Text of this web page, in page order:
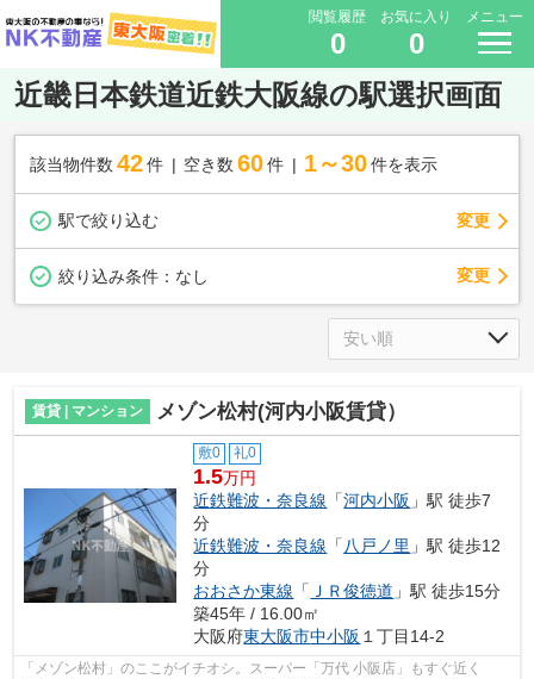
閲覧履歴
0
お気に入り
0
メニュー
近畿日本鉄道近鉄大阪線の駅選択画面
該当物件数 42件 空き数 60 件 1～30 件を表示
駅で絞り込む 変更
絞り込み条件： なし 変更
賃貸 | マンション メゾン松村(河内小阪賃貸）
敷0 礼0
1.5万円
近鉄難波・奈良線 「河内小阪 」駅 徒歩7
分
近鉄難波・奈良線 「八戸ノ里 」駅 徒歩12
分
おおさか東線 「 ＪＲ俊徳道 」駅 徒歩15分
築45年 / 16.00㎡
大阪府東大阪市中小阪 １丁目14-2
「メゾン松村」のここがイチオシ。スーパー「万代 小阪店」もすぐ近く